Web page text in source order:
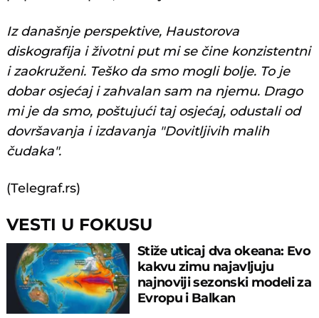
Iz današnje perspektive, Haustorova
diskografija i životni put mi se čine konzistentni
i zaokruženi. Teško da smo mogli bolje. To je
dobar osjećaj i zahvalan sam na njemu. Drago
mi je da smo, poštujući taj osjećaj, odustali od
dovršavanja i izdavanja "Dovitljivih malih
čudaka".
(Telegraf.rs)
VESTI U FOKUSU
Stiže uticaj dva okeana: Evo
kakvu zimu najavljuju
najnoviji sezonski modeli za
Evropu i Balkan